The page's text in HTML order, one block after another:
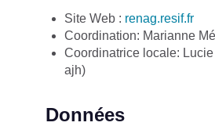
Site Web : renag.resif.fr
Coordination: Marianne
Coordinatrice locale:
ajh)
Données